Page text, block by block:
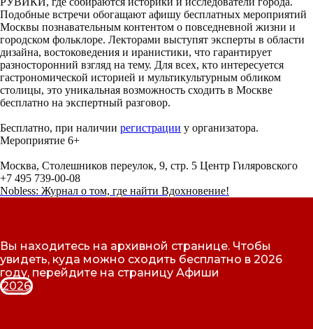
Подобные встречи обогащают афишу бесплатных мероприятий
Москвы познавательным контентом о повседневной жизни и
городском фольклоре. Лекторами выступят эксперты в области
дизайна, востоковедения и иранистики, что гарантирует
разносторонний взгляд на тему. Для всех, кто интересуется
гастрономической историей и мультикультурным обликом
столицы, это уникальная возможность сходить в Москве
бесплатно на экспертный разговор.
Бесплатно, при наличии регистрации у организатора.
Мероприятие 6+
Москва, Столешников переулок, 9, стр. 5 Центр Гиляровского
+7 495 739-00-08
Nobless: Журнал о том, где найти Вдохновение!
Вы находитесь на архивной странице. Чтобы
увидеть, куда можно сходить бесплатно в 2026
году, перейдите на страницу Афиши
2026